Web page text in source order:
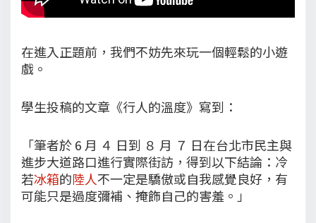
在進入正題前，我們不妨先來玩一個輕鬆的小遊
戲。
學生投稿的文章《行人的溫度》寫到：
「筆者於 6 月 ４ 日到 ８ 月 ７ 日在台北市民主與
進步大道路口進行實際街訪，得到以下結論：冷
若冰箱的陸人不一定是驕傲或自我感覺良好，有
可能只是過度彌補、掩飾自己的害羞。」